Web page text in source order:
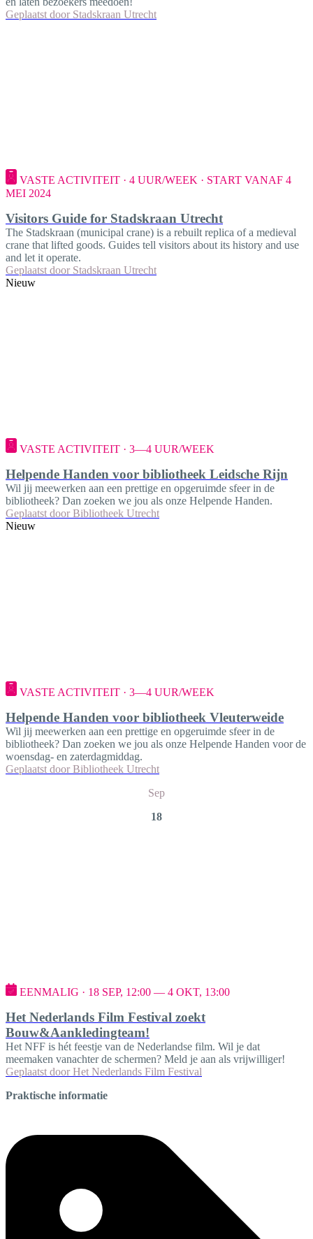
Geplaatst door Stadskraan Utrecht
VASTE ACTIVITEIT · 4 UUR/WEEK · START VANAF 4
MEI 2024
Visitors Guide for Stadskraan Utrecht
The Stadskraan (municipal crane) is a rebuilt replica of a medieval
crane that lifted goods. Guides tell visitors about its history and use
and let it operate.
Geplaatst door Stadskraan Utrecht
Nieuw
VASTE ACTIVITEIT · 3—4 UUR/WEEK
Helpende Handen voor bibliotheek Leidsche Rijn
Wil jij meewerken aan een prettige en opgeruimde sfeer in de
bibliotheek? Dan zoeken we jou als onze Helpende Handen.
Geplaatst door Bibliotheek Utrecht
Nieuw
VASTE ACTIVITEIT · 3—4 UUR/WEEK
Helpende Handen voor bibliotheek Vleuterweide
Wil jij meewerken aan een prettige en opgeruimde sfeer in de
bibliotheek? Dan zoeken we jou als onze Helpende Handen voor de
woensdag- en zaterdagmiddag.
Geplaatst door Bibliotheek Utrecht
Sep
18
EENMALIG · 18 SEP, 12:00 — 4 OKT, 13:00
Het Nederlands Film Festival zoekt
Bouw&Aankledingteam!
Het NFF is hét feestje van de Nederlandse film. Wil je dat
meemaken vanachter de schermen? Meld je aan als vrijwilliger!
Geplaatst door Het Nederlands Film Festival
Praktische informatie